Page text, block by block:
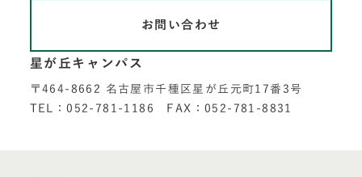
お問い合わせ
星が丘キャンパス
〒464-8662 名古屋市千種区星が丘元町17番3号
TEL：052-781-1186 FAX：052-781-8831